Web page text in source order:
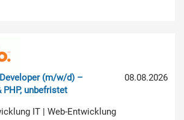
08.08.2026
(m/w/d) –
PHP, unbefristet
IT | Web-Entwicklung